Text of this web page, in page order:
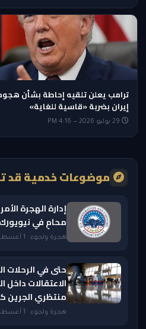
ترامب يعلن تلقيه إحاطة بشأن
إيران بضربة «قاسية للغاية»
موضوعات خدمية قد
إدارة الهجرة
محامٍ في نيويورك 470584 دولاراً
هجرة ولجوء · 1 أغسطس 2026 — 7:10 PM
الاعتقالات
منتظري الجرين
هجرة ولجوء · 1 أغسطس 2026 — 12:51 PM